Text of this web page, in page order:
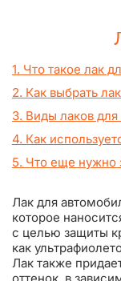
1. Что такое лак
2. Как выбрать
3. Виды лаков для
4. Как
5. Что еще нужно
Лак для
которое
с целью защиты
как
Лак также